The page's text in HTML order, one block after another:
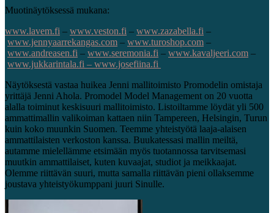
Muotinäytöksessä mukana:
www.lavem.fi – www.veston.fi – www.zazabella.fi –
www.jennyaarrekangas.com – www.turoshop.com –
www.andreasen.fi – www.seremonia.fi – www.kavaljeeri.com –
www.jukkarintala.fi – www.josefiina.fi
Näytöksestä vastaa huikea Jenni mallitoimisto Promodelin omistaja
yrittäjä Jenni Ahola. Promodel Model Management on 20 vuotta
alalla toiminut keskisuuri mallitoimisto. Listoiltamme löydät yli 500
ammattimallin valikoiman kattaen niin Tampereen, Helsingin, Turun
kuin koko muunkin Suomen. Teemme yhteistyötä laaja-alaisen
ammattilaisten verkoston kanssa. Buukatessasi mallin meiltä,
autamme mielellämme etsimään myös tuotannossa tarvitsemasi
muutkin ammattilaiset, kuten kuvaajat, studiot ja meikkaajat.
Olemme riittävän suuri, mutta samalla riittävän pieni ollaksemme
joustava yhteistyökumppani juuri Sinulle.